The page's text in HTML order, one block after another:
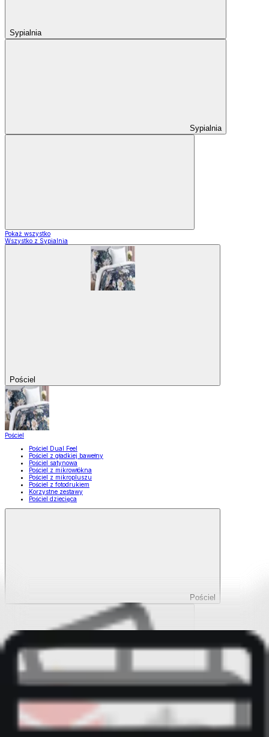
Sypialnia
Sypialnia
Pokaż wszystko
Wszystko z Sypialnia
Pościel
Pościel
Pościel Dual Feel
Pościel z gładkiej bawełny
Pościel satynowa
Pościel z mikrowłókna
Pościel z mikropluszu
Pościel z fotodrukiem
Korzystne zestawy
Pościel dziecięca
Pościel
Pokaż wszystko